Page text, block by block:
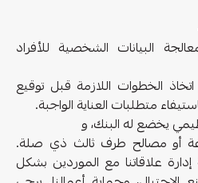
البيانات الشخصية للأفراد
الخطوات اللازمة قبل توقيع
متطلبات العناية الواجبة.
يخضع له البنك، و
أو مصالح طرف ثالث ذي صلة.
علاقاتنا مع الموردين بشكل